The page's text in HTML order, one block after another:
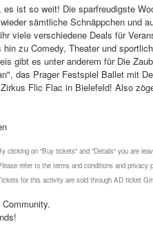
ist so weit! Die sparfreudigste
sämtliche Schnäppchen und
viele verschiedene Deals für
zu Comedy, Theater und
gibt es unter anderem für Die
das Prager Festspiel Ballet mit
Flic Flac in Bielefeld! Also
clicking on "Buy tickets" and "Details" you are
refer to the terms and conditions and privacy
for this activity are sold through AD ticket